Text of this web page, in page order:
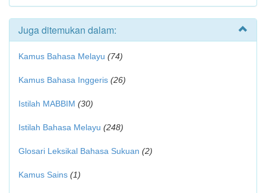
Juga ditemukan dalam:
Kamus Bahasa Melayu (74)
Kamus Bahasa Inggeris (26)
Istilah MABBIM (30)
Istilah Bahasa Melayu (248)
Glosari Leksikal Bahasa Sukuan (2)
Kamus Sains (1)